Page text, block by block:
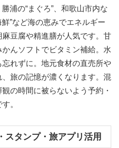
浦の“まぐろ”、和歌山市内な
鮮”など海の恵みでエネルギー
豆腐や精進膳が人気です。甘
んソフトでビタミン補給。水
れずに。地元食材の直売所や
旅の記憶が濃くなります。混
の時間に被らないよう予約・
。
スタンプ・旅アプリ活用